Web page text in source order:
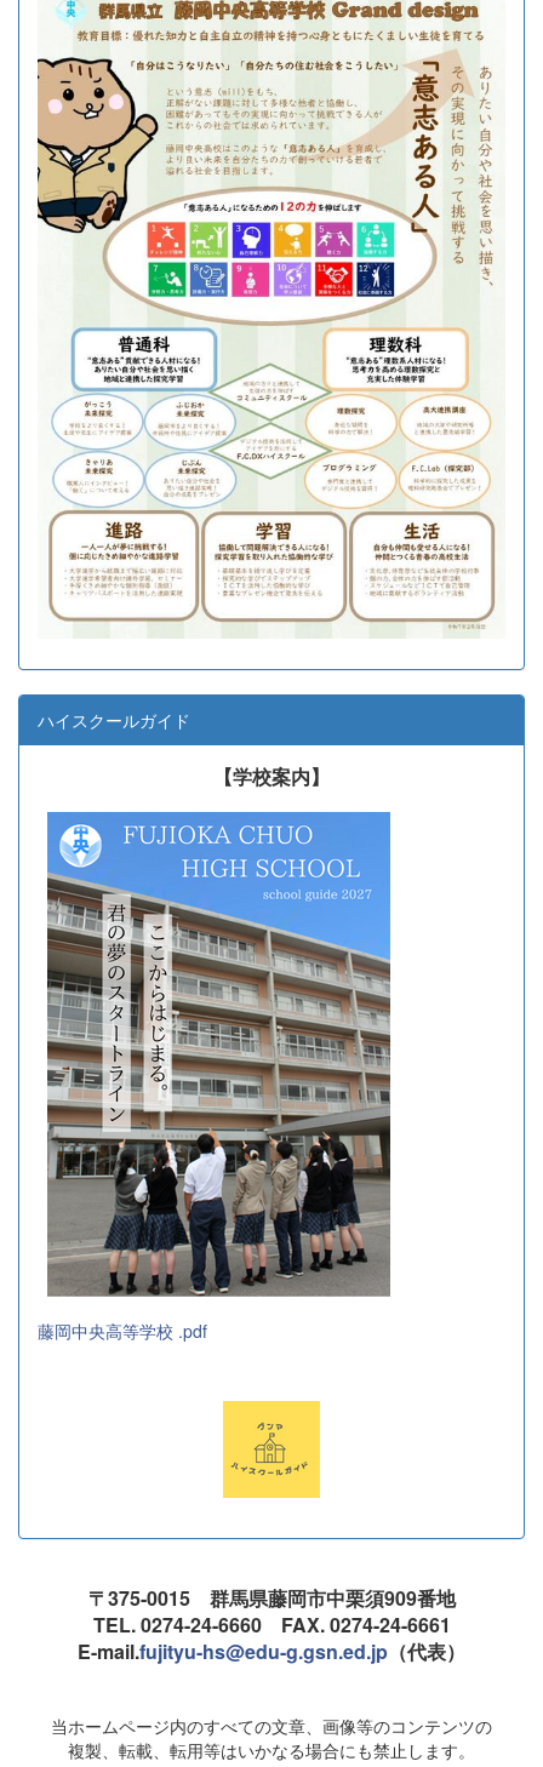
ハイスクールガイド
【学校案内】
藤岡中央高等学校 .pdf
〒375-0015 群馬県藤岡市中栗須909番地
TEL. 0274-24-6660 FAX. 0274-24-6661
E-mail.fujityu-hs@edu-g.gsn.ed.jp （代表）
当ホームページ内のすべての文章、画像等のコンテンツの
複製、転載、転用等はいかなる場合にも禁止します。